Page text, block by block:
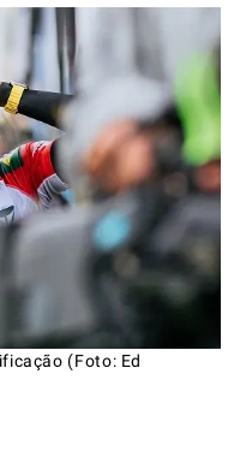
(Foto: Ed